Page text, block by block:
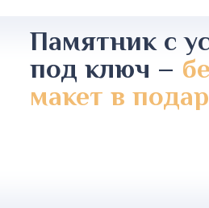
Памятник с
под ключ –
макет в